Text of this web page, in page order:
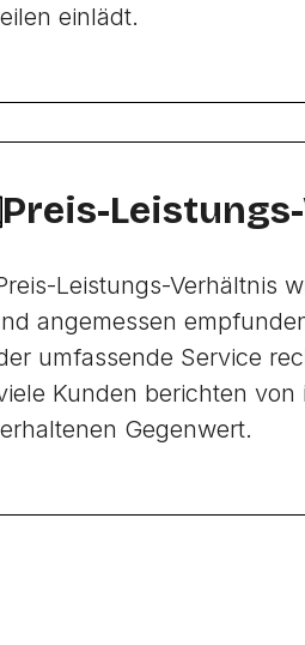
einlädt.
Preis-
Leistungs-Verhältnis
angemessen
umfassende Service
Kunden berichten
Gegenwert.